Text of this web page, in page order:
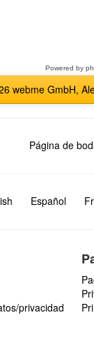
Powered by
webme GmbH,
Página de
Español
privacidad